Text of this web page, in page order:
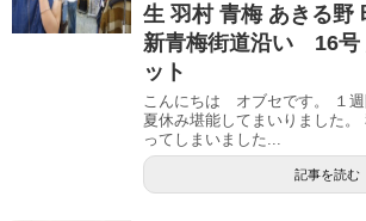
生 羽村 青梅 あきる野
新青梅街道沿い 16号
ット
こんにちは オブセです。 １週
夏休み堪能してまいりました
ってしまいました...
記事を読む